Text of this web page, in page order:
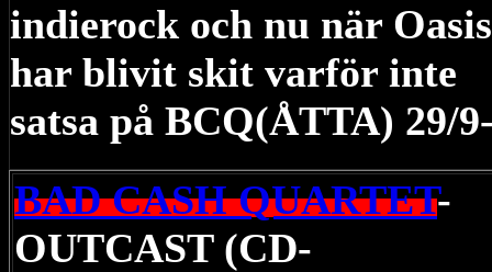
indierock och nu när Oasis
har blivit skit varför inte
satsa på BCQ(ÅTTA) 29/
BAD CASH QUARTET-
OUTCAST (CD-